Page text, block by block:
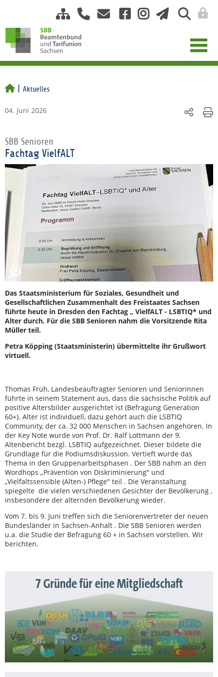
Aktuelles
04. Juni 2026
SBB Senioren
Fachtag VielfALT
Das Staatsministerium für Soziales, Gesundheit und
Gesellschaftlichen Zusammenhalt des Freistaates Sachsen
führte heute in Dresden den Fachtag „ VielfALT - LSBTIQ* und
Alter durch. Für die SBB Senioren nahm die Vorsitzende Rita
Müller teil.
Petra Köpping (Staatsministerin) übermittelte ihr Grußwort
virtuell.
Thomas Früh, Landesbeauftragter Senioren und Seniorinnen
führte in seinem Statement aus, dass die sächsische Politik auf
positive Altersbilder ausgerichtet ist (Befragung Generation
60+). Alter ist individuell, dazu gehört auch die LSBTIQ
Community, der ca. 32 000 Menschen in Sachsen angehören. In
der Key Note wurde von Prof. Dr. Ralf Lottmann der 9.
Altenbericht bezgl. LSBTIQ aufgezeichnet. Dieser bildete die
Grundlage für die Podiumsdiskussion. Vertieft wurde das
Thema in den Gruppenarbeitsphasen . Der SBB nahm an den
Wordhops „Prävention von Diskriminierung" und
„Vielfaltssensible (Alten-) Pflege" teil . Die Veranstaltung
spiegelte die vielen verschiedenen Gesichter der Bevölkerung ,
insbesondere der alternden Bevölkerung wieder.
Vom 7. bis 9. Juni treffen sich die Seniorenvertreter der neuen
Bundesländer in Sachsen-Anhalt . Die SBB Senioren werden
u.a. die Studie der Befragung 60 + in Sachsen vorstellen. Wir
berichten.
7 Gründe für eine Mitgliedschaft